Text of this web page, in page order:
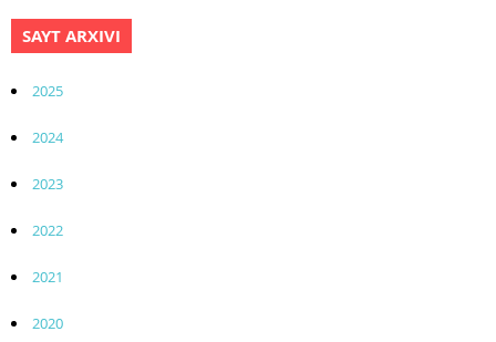
SAYT ARXIVI
2025
2024
2023
2022
2021
2020